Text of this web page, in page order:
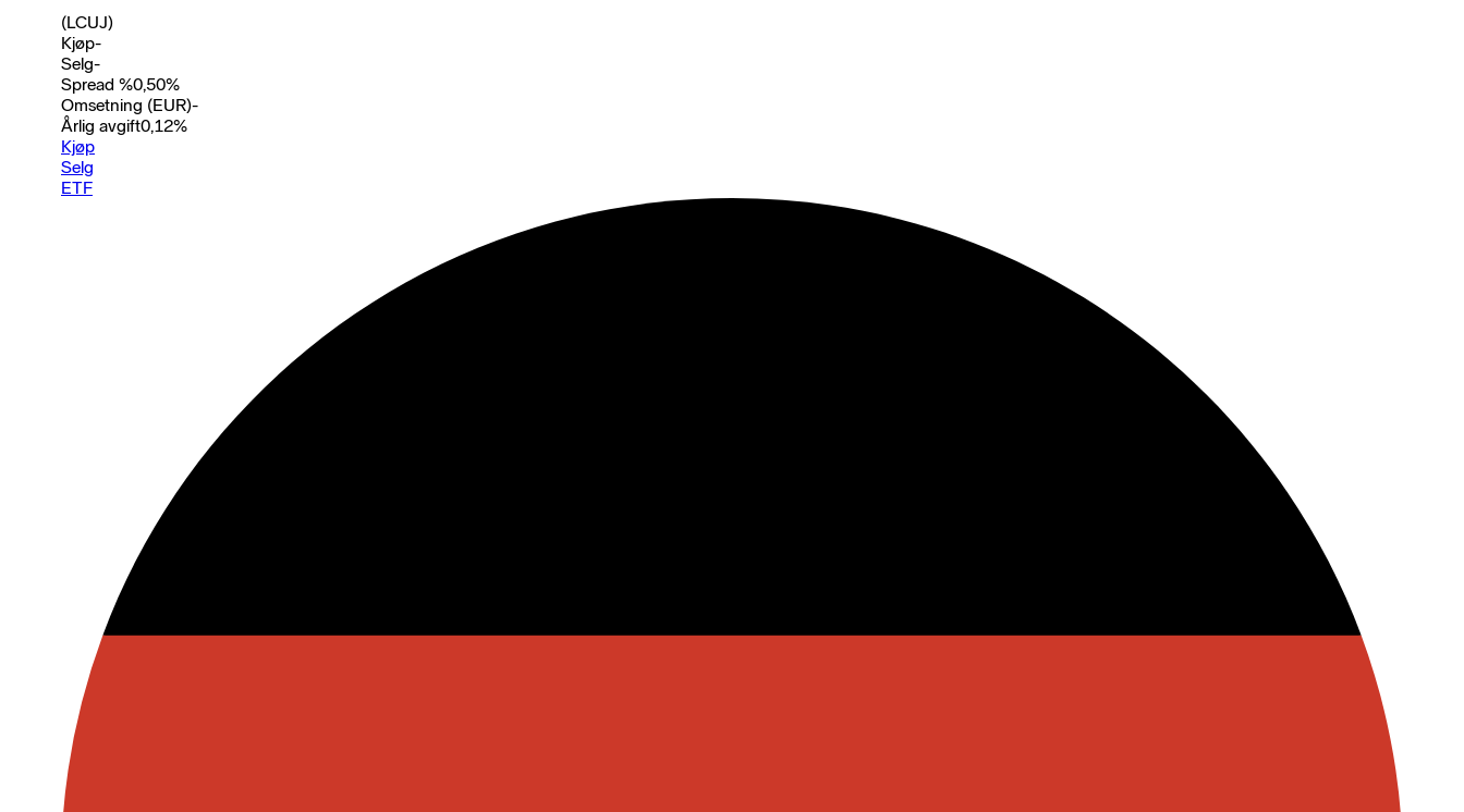
(LCUJ)
Kjøp-
Selg-
Spread %0,50%
Omsetning (EUR)-
Årlig avgift0,12%
Kjøp
Selg
ETF